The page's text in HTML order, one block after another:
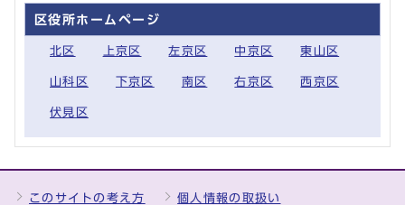
区役所ホームページ
北区 上京区 左京区 中京区 東山区
山科区 下京区 南区 右京区 西京区
伏見区
このサイトの考え方 個人情報の取扱い